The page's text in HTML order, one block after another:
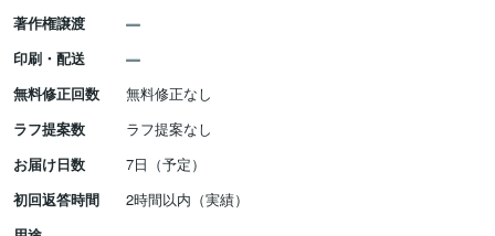
著作権譲渡
印刷・配送
無料修正回数
無料修正なし
ラフ提案数
ラフ提案なし
お届け日数
7日（予定）
初回返答時間
2時間以内（実績）